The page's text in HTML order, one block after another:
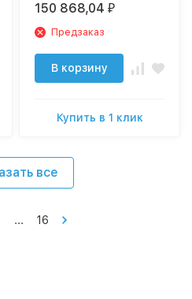
1/2" до 2")
150 868,04 ₽
Предзаказ
В корзину
Купить в 1 клик
все
... 16